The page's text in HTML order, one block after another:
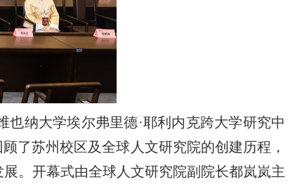
也纳大学埃尔弗里德·耶利内克跨大学研究中
了苏州校区及全球人文研究院的创建历程，
。开幕式由全球人文研究院副院长都岚岚主